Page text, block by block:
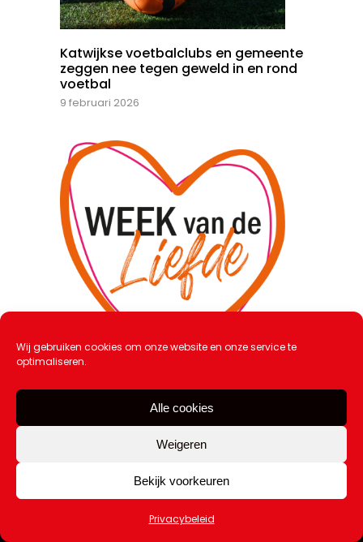
Wij gebruiken cookies om onze website en onze service te
optimaliseren.
Alle cookies
Weigeren
Bekijk voorkeuren
Privacybeleid
Katwijkse voetbalclubs en gemeente
zeggen nee tegen geweld in en rond
voetbal
9 februari 2026
Week van de Liefde: recordaantal
scholen doet mee
9 februari 2026